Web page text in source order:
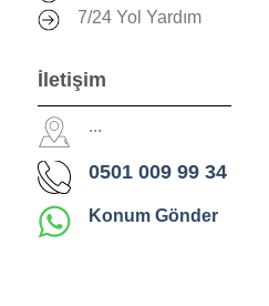
7/24 Yol Yardım
İletişim
...
0501 009 99 34
Konum Gönder